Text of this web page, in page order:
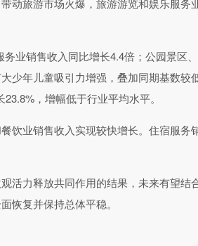
动旅游市场火爆，旅游游览和娱乐服务
业销售收入同比增长4.4倍；公园景区
少年儿童吸引力增强，叠加同期基数较
，增幅低于行业平均水平。
饮业销售收入实现较快增长。住宿服务
活力释放共同作用的结果，未来有望结
恢复并保持总体平稳。